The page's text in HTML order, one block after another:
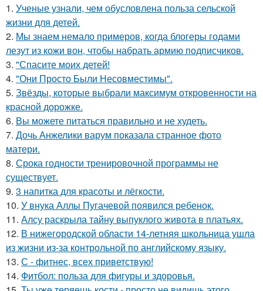
1. Ученые узнали, чем обусловлена польза сельской
жизни для детей.
2. Мы знаем немало примеров, когда блогеры годами
лезут из кожи вон, чтобы набрать армию подписчиков.
3. "Спасите моих детей!
4. "Они Просто Были Несовместимы".
5. Звёзды, которые выбрали максимум откровенности на
красной дорожке.
6. Вы можете питаться правильно и не худеть.
7. Дочь Анжелики варум показала странное фото
матери.
8. Срока годности тренировочной программы не
существует.
9. 3 напитка для красоты и лёгкости.
10. У внука Аллы Пугачевой появился ребенок.
11. Алсу раскрыла тайну выпуклого живота в платьях.
12. В нижегородской области 14-летняя школьница ушла
из жизни из-за контрольной по английскому языку.
13. С - фитнес, всех приветствую!
14. Фитбол: польза для фигуры и здоровья.